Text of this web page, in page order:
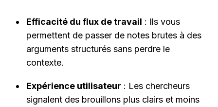
Efficacité du flux de travail : Ils vous
permettent de passer de notes brutes à des
arguments structurés sans perdre le
contexte.
Expérience utilisateur : Les chercheurs
signalent des brouillons plus clairs et moins